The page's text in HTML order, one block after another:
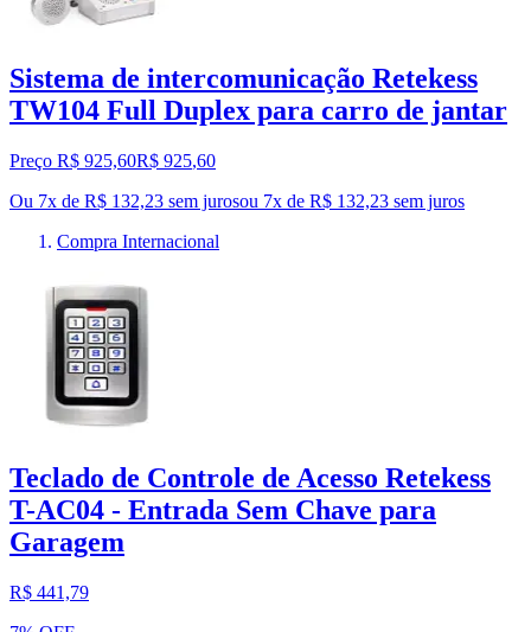
Sistema de intercomunicação Retekess
TW104 Full Duplex para carro de jantar
Preço R$ 925,60R$ 925,60
Ou 7x de R$ 132,23 sem jurosou 7x de R$ 132,23 sem juros
Compra Internacional
Teclado de Controle de Acesso Retekess
T-AC04 - Entrada Sem Chave para
Garagem
R$ 441,79